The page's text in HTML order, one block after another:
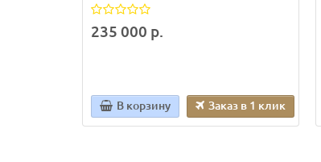
235 000 р.
В корзину Заказ в 1 клик